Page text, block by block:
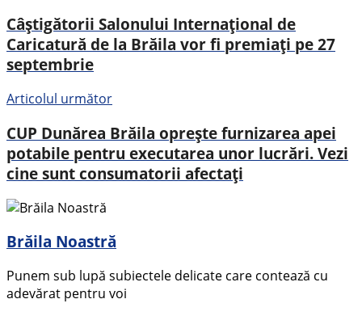
Câștigătorii Salonului Internațional de
Caricatură de la Brăila vor fi premiați pe 27
septembrie
Articolul următor
CUP Dunărea Brăila oprește furnizarea apei
potabile pentru executarea unor lucrări. Vezi
cine sunt consumatorii afectați
Brăila Noastră
Punem sub lupă subiectele delicate care contează cu
adevărat pentru voi